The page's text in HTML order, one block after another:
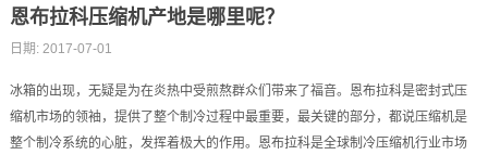
恩布拉科压缩机产地是哪里呢？
日期: 2017-07-01
冰箱的出现，无疑是为在炎热中受煎熬群众们带来了福音。恩布拉科是密封式压
缩机市场的领袖，提供了整个制冷过程中最重要，最关键的部分，都说压缩机是
整个制冷系统的心脏，发挥着极大的作用。恩布拉科是全球制冷压缩机行业市场